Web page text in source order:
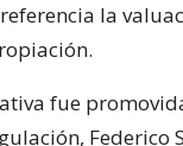
la
fue
Federico